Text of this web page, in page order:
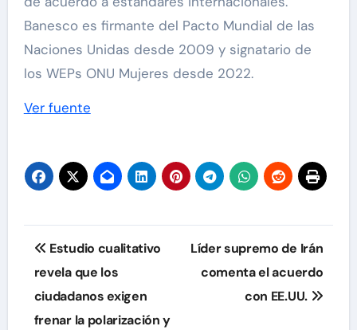
Banesco es firmante del Pacto Mundial de las
Naciones Unidas desde 2009 y signatario de
los WEPs ONU Mujeres desde 2022.
Ver fuente
Navegación
de
entradas
Estudio cualitativo
revela que los
ciudadanos exigen
frenar la polarización y
Líder supremo de Irán
comenta el acuerdo
con EE.UU.